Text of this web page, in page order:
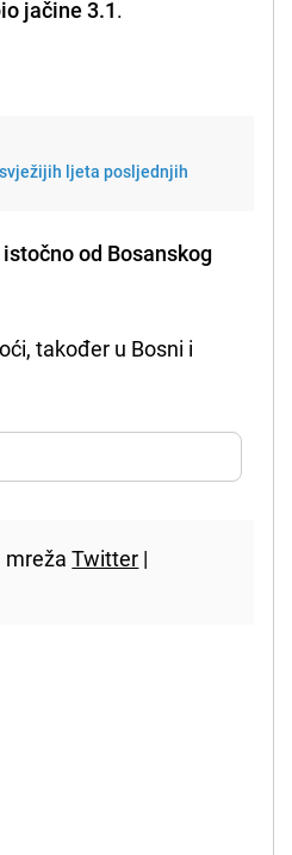
jačine 3.1.
ljeta posljednjih
od Bosanskog
također u Bosni i
mrežaTwitter |